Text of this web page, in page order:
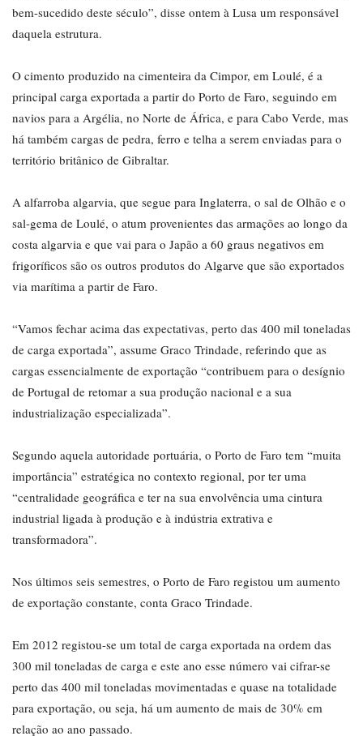
bem-sucedido deste século”, disse ontem à Lusa um responsável
daquela estrutura.
O cimento produzido na cimenteira da Cimpor, em Loulé, é a
principal carga exportada a partir do Porto de Faro, seguindo em
navios para a Argélia, no Norte de África, e para Cabo Verde, mas
há também cargas de pedra, ferro e telha a serem enviadas para o
território britânico de Gibraltar.
A alfarroba algarvia, que segue para Inglaterra, o sal de Olhão e o
sal-gema de Loulé, o atum provenientes das armações ao longo da
costa algarvia e que vai para o Japão a 60 graus negativos em
frigoríficos são os outros produtos do Algarve que são exportados
via marítima a partir de Faro.
“Vamos fechar acima das expectativas, perto das 400 mil toneladas
de carga exportada”, assume Graco Trindade, referindo que as
cargas essencialmente de exportação “contribuem para o desígnio
de Portugal de retomar a sua produção nacional e a sua
industrialização especializada”.
Segundo aquela autoridade portuária, o Porto de Faro tem “muita
importância” estratégica no contexto regional, por ter uma
“centralidade geográfica e ter na sua envolvência uma cintura
industrial ligada à produção e à indústria extrativa e
transformadora”.
Nos últimos seis semestres, o Porto de Faro registou um aumento
de exportação constante, conta Graco Trindade.
Em 2012 registou-se um total de carga exportada na ordem das
300 mil toneladas de carga e este ano esse número vai cifrar-se
perto das 400 mil toneladas movimentadas e quase na totalidade
para exportação, ou seja, há um aumento de mais de 30% em
relação ao ano passado.